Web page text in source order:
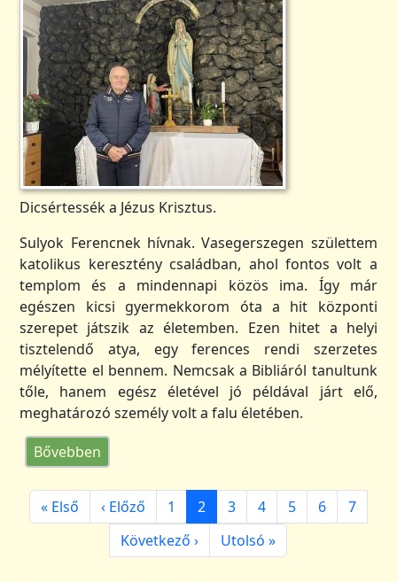
Dicsértessék a Jézus Krisztus.
Sulyok Ferencnek hívnak. Vasegerszegen születtem
katolikus keresztény családban, ahol fontos volt a
templom és a mindennapi közös ima. Így már
egészen kicsi gyermekkorom óta a hit központi
szerepet játszik az életemben. Ezen hitet a helyi
tisztelendő atya, egy ferences rendi szerzetes
mélyítette el bennem. Nemcsak a Bibliáról tanultunk
tőle, hanem egész életével jó példával járt elő,
meghatározó személy volt a falu életében.
Bővebben
Oldalszámozás
Első oldal
« Első Előző oldal
‹ Előző Oldal
1 Jelenlegi oldal
2 Oldal
3 Oldal
4 Oldal
5 Oldal
6 Oldal
7
Következő oldal
Következő › Utolsó oldal
Utolsó »